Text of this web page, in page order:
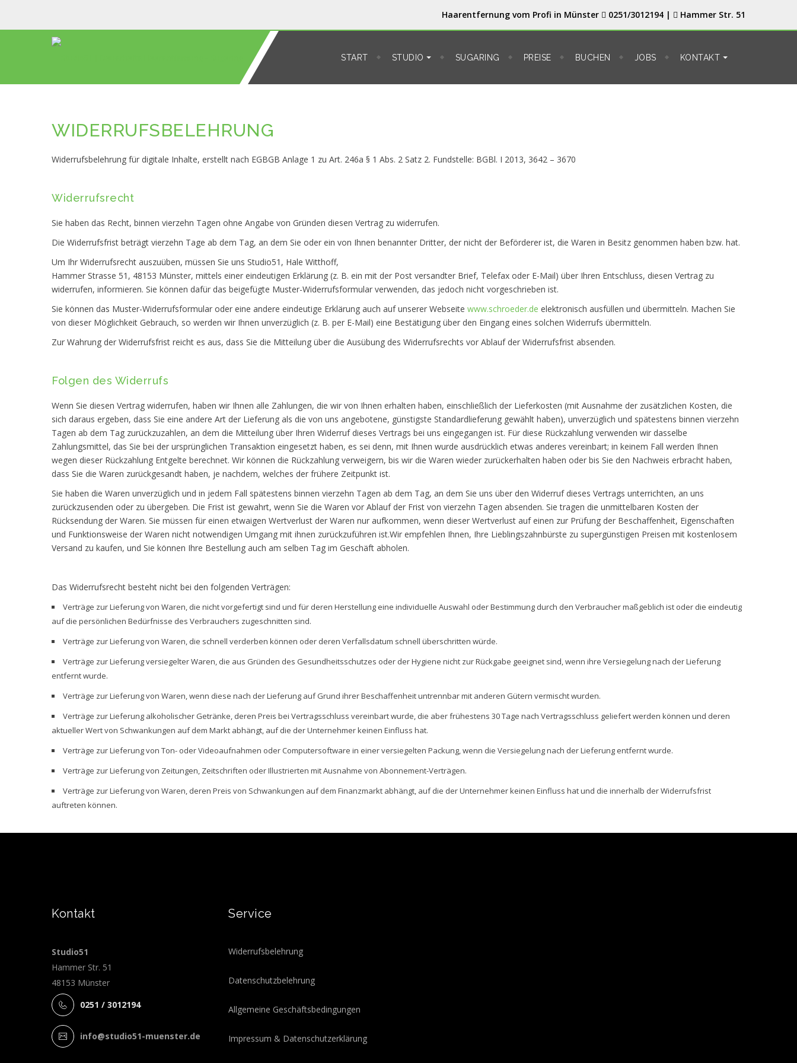
Haarentfernung vom Profi in Münster 0251/3012194 | Hammer Str. 51
START STUDIO ⏷ SUGARING PREISE BUCHEN JOBS KONTAKT ⏷
WIDERRUFSBELEHRUNG
Widerrufsbelehrung für digitale Inhalte, erstellt nach EGBGB Anlage 1 zu Art. 246a § 1 Abs. 2 Satz 2. Fundstelle: BGBl. I 2013, 3642 – 3670
Widerrufsrecht
Sie haben das Recht, binnen vierzehn Tagen ohne Angabe von Gründen diesen Vertrag zu widerrufen.
Die Widerrufsfrist beträgt vierzehn Tage ab dem Tag, an dem Sie oder ein von Ihnen benannter Dritter, der nicht der Beförderer ist, die Waren in Besitz genommen haben bzw. hat.
Um Ihr Widerrufsrecht auszuüben, müssen Sie uns Studio51, Hale Witthoff,
Hammer Strasse 51, 48153 Münster, mittels einer eindeutigen Erklärung (z. B. ein mit der Post versandter Brief, Telefax oder E-Mail) über Ihren Entschluss, diesen Vertrag zu
widerrufen, informieren. Sie können dafür das beigefügte Muster-Widerrufsformular verwenden, das jedoch nicht vorgeschrieben ist.
Sie können das Muster-Widerrufsformular oder eine andere eindeutige Erklärung auch auf unserer Webseite www.schroeder.de elektronisch ausfüllen und übermitteln. Machen Sie
von dieser Möglichkeit Gebrauch, so werden wir Ihnen unverzüglich (z. B. per E-Mail) eine Bestätigung über den Eingang eines solchen Widerrufs übermitteln.
Zur Wahrung der Widerrufsfrist reicht es aus, dass Sie die Mitteilung über die Ausübung des Widerrufsrechts vor Ablauf der Widerrufsfrist absenden.
Folgen des Widerrufs
Wenn Sie diesen Vertrag widerrufen, haben wir Ihnen alle Zahlungen, die wir von Ihnen erhalten haben, einschließlich der Lieferkosten (mit Ausnahme der zusätzlichen Kosten, die
sich daraus ergeben, dass Sie eine andere Art der Lieferung als die von uns angebotene, günstigste Standardlieferung gewählt haben), unverzüglich und spätestens binnen vierzehn
Tagen ab dem Tag zurückzuzahlen, an dem die Mitteilung über Ihren Widerruf dieses Vertrags bei uns eingegangen ist. Für diese Rückzahlung verwenden wir dasselbe
Zahlungsmittel, das Sie bei der ursprünglichen Transaktion eingesetzt haben, es sei denn, mit Ihnen wurde ausdrücklich etwas anderes vereinbart; in keinem Fall werden Ihnen
wegen dieser Rückzahlung Entgelte berechnet. Wir können die Rückzahlung verweigern, bis wir die Waren wieder zurückerhalten haben oder bis Sie den Nachweis erbracht haben,
dass Sie die Waren zurückgesandt haben, je nachdem, welches der frühere Zeitpunkt ist.
Sie haben die Waren unverzüglich und in jedem Fall spätestens binnen vierzehn Tagen ab dem Tag, an dem Sie uns über den Widerruf dieses Vertrags unterrichten, an uns
zurückzusenden oder zu übergeben. Die Frist ist gewahrt, wenn Sie die Waren vor Ablauf der Frist von vierzehn Tagen absenden. Sie tragen die unmittelbaren Kosten der
Rücksendung der Waren. Sie müssen für einen etwaigen Wertverlust der Waren nur aufkommen, wenn dieser Wertverlust auf einen zur Prüfung der Beschaffenheit, Eigenschaften
und Funktionsweise der Waren nicht notwendigen Umgang mit ihnen zurückzuführen ist.Wir empfehlen Ihnen, Ihre Lieblingszahnbürste zu supergünstigen Preisen mit kostenlosem
Versand zu kaufen, und Sie können Ihre Bestellung auch am selben Tag im Geschäft abholen.
Das Widerrufsrecht besteht nicht bei den folgenden Verträgen:
Verträge zur Lieferung von Waren, die nicht vorgefertigt sind und für deren Herstellung eine individuelle Auswahl oder Bestimmung durch den Verbraucher maßgeblich ist oder die eindeutig
auf die persönlichen Bedürfnisse des Verbrauchers zugeschnitten sind.
Verträge zur Lieferung von Waren, die schnell verderben können oder deren Verfallsdatum schnell überschritten würde.
Verträge zur Lieferung versiegelter Waren, die aus Gründen des Gesundheitsschutzes oder der Hygiene nicht zur Rückgabe geeignet sind, wenn ihre Versiegelung nach der Lieferung
entfernt wurde.
Verträge zur Lieferung von Waren, wenn diese nach der Lieferung auf Grund ihrer Beschaffenheit untrennbar mit anderen Gütern vermischt wurden.
Verträge zur Lieferung alkoholischer Getränke, deren Preis bei Vertragsschluss vereinbart wurde, die aber frühestens 30 Tage nach Vertragsschluss geliefert werden können und deren
aktueller Wert von Schwankungen auf dem Markt abhängt, auf die der Unternehmer keinen Einfluss hat.
Verträge zur Lieferung von Ton- oder Videoaufnahmen oder Computersoftware in einer versiegelten Packung, wenn die Versiegelung nach der Lieferung entfernt wurde.
Verträge zur Lieferung von Zeitungen, Zeitschriften oder Illustrierten mit Ausnahme von Abonnement-Verträgen.
Verträge zur Lieferung von Waren, deren Preis von Schwankungen auf dem Finanzmarkt abhängt, auf die der Unternehmer keinen Einfluss hat und die innerhalb der Widerrufsfrist
auftreten können.
Kontakt
Studio51
Hammer Str. 51
48153 Münster
0251 / 3012194
info@studio51-muenster.de
Service
Widerrufsbelehrung
Datenschutzbelehrung
Allgemeine Geschäftsbedingungen
Impressum & Datenschutz­erklärung